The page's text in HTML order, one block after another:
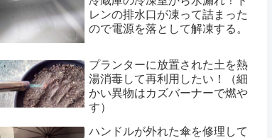
レンの排水口が凍って詰まった
ので電源を落として解凍する。
プランターに放置された土を熱
湯消毒して再利用したい！（細
かい異物はカズバーナーで燃や
す）
ハンドルが外れた傘を修理して